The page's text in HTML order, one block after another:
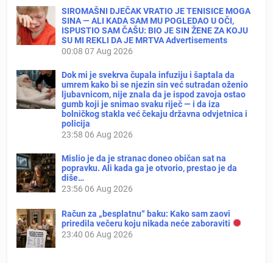
SIROMAŠNI DJEČAK VRATIO JE TENISICE MOGA
SINA — ALI KADA SAM MU POGLEDAO U OČI,
ISPUSTIO SAM ČAŠU: BIO JE SIN ŽENE ZA KOJU
SU MI REKLI DA JE MRTVA Advertisements
00:08 07 Aug 2026
Dok mi je svekrva čupala infuziju i šaptala da
umrem kako bi se njezin sin već sutradan oženio
ljubavnicom, nije znala da je ispod zavoja ostao
gumb koji je snimao svaku riječ — i da iza
bolničkog stakla već čekaju državna odvjetnica i
policija
23:58 06 Aug 2026
Mislio je da je stranac doneo običan sat na
popravku. Ali kada ga je otvorio, prestao je da
diše…
23:56 06 Aug 2026
Račun za „besplatnu“ baku: Kako sam zaovi
priredila večeru koju nikada neće zaboraviti
23:40 06 Aug 2026